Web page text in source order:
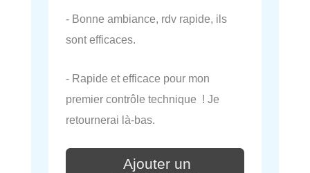
- Bonne ambiance, rdv rapide, ils
sont efficaces.
- Rapide et efficace pour mon
premier contrôle technique ! Je
retournerai là-bas.
Ajouter un